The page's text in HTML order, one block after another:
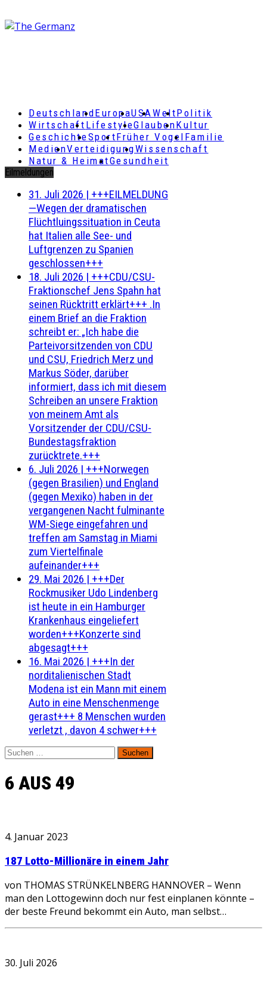
DeutschlandEuropaUSAWeltPolitik
Wirtschaft LifestyleGlaubenKultur
GeschichteSportFrüher Vogel Familie
MedienVerteidigungWissenschaft
Natur & HeimatGesundheit
Eilmeldungen
31. Juli 2026 | +++EILMELDUNG
—Wegen der dramatischen
Flüchtluingssituation in Ceuta
hat Italien alle See- und
Luftgrenzen zu Spanien
geschlossen+++
18. Juli 2026 | +++CDU/CSU-
Fraktionschef Jens Spahn hat
seinen Rücktritt erklärt+++ .In
einem Brief an die Fraktion
schreibt er: „Ich habe die
Parteivorsitzenden von CDU
und CSU, Friedrich Merz und
Markus Söder, darüber
informiert, dass ich mit diesem
Schreiben an unsere Fraktion
von meinem Amt als
Vorsitzender der CDU/CSU-
Bundestagsfraktion
zurücktrete.+++
6. Juli 2026 | +++Norwegen
(gegen Brasilien) und England
(gegen Mexiko) haben in der
vergangenen Nacht fulminante
WM-Siege eingefahren und
treffen am Samstag in Miami
zum Viertelfinale
aufeinander+++
29. Mai 2026 | +++Der
Rockmusiker Udo Lindenberg
ist heute in ein Hamburger
Krankenhaus eingeliefert
worden+++Konzerte sind
abgesagt+++
16. Mai 2026 | +++In der
norditalienischen Stadt
Modena ist ein Mann mit einem
Auto in eine Menschenmenge
gerast+++ 8 Menschen wurden
verletzt , davon 4 schwer+++
Suchen
nach:
6 AUS 49
4. Januar 2023
187 Lotto-Millionäre in einem Jahr
von THOMAS STRÜNKELNBERG HANNOVER – Wenn
man den Lottogewinn doch nur fest einplanen könnte –
der beste Freund bekommt ein Auto, man selbst…
30. Juli 2026